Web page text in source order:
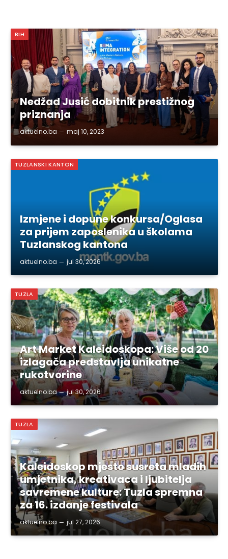
BIH
Nedžad Jusić dobitnik prestižnog
priznanja
aktuelno.ba maj 10, 2023
TUZLANSKI KANTON
Izmjene i dopune konkursa/Oglasa
za prijem zaposlenika u školama
Tuzlanskog kantona
aktuelno.ba jul 30, 2026
TUZLA
Art Market Kaleidoskopa: Više od 20
izlagača predstavlja unikatne
rukotvorine
aktuelno.ba jul 30, 2026
TUZLA
Kaleidoskop mjesto susreta mladih
umjetnika, kreativaca i ljubitelja
savremene kulture: Tuzla spremna
za 16. izdanje festivala
aktuelno.ba jul 27, 2026